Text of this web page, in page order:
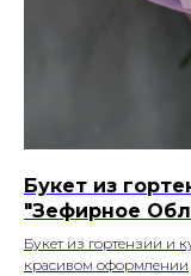
Букет из
"Зефирное
Букет из гортензии и
красивом оформлении